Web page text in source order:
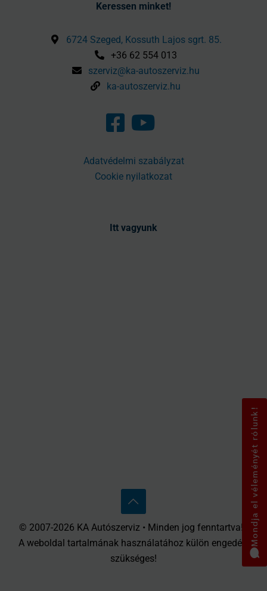
Keressen minket!
6724 Szeged, Kossuth Lajos sgrt. 85.
+36 62 554 013
szerviz@ka-autoszerviz.hu
ka-autoszerviz.hu
Adatvédelmi szabályzat
Cookie nyilatkozat
Itt vagyunk
Mondja el véleményét rólunk!
© 2007-2026 KA Autószerviz • Minden jog fenntartva! •
A weboldal tartalmának használatához külön engedély
szükséges!